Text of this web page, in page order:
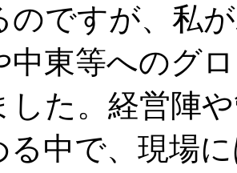
のですが、私
中東等へのグ
した。経営陣
る中で、現場